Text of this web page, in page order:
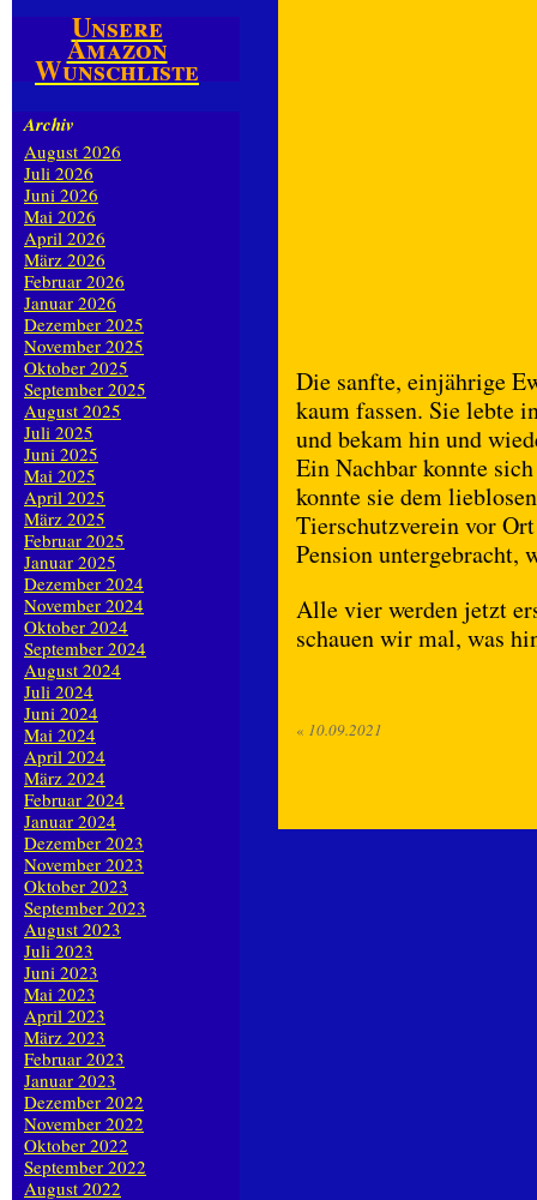
Die sanfte, einjährige
kaum fassen. Sie lebte
und bekam hin und
Ein Nachbar konnte
konnte sie dem
Tierschutzverein vor
Pension untergebracht,
Alle vier werden jetzt
schauen wir mal, was
« 10.09.2021
Unsere
Amazon
Wunschliste
Archiv
August 2026
Juli 2026
Juni 2026
Mai 2026
April 2026
März 2026
Februar 2026
Januar 2026
Dezember 2025
November 2025
Oktober 2025
September 2025
August 2025
Juli 2025
Juni 2025
Mai 2025
April 2025
März 2025
Februar 2025
Januar 2025
Dezember 2024
November 2024
Oktober 2024
September 2024
August 2024
Juli 2024
Juni 2024
Mai 2024
April 2024
März 2024
Februar 2024
Januar 2024
Dezember 2023
November 2023
Oktober 2023
September 2023
August 2023
Juli 2023
Juni 2023
Mai 2023
April 2023
März 2023
Februar 2023
Januar 2023
Dezember 2022
November 2022
Oktober 2022
September 2022
August 2022